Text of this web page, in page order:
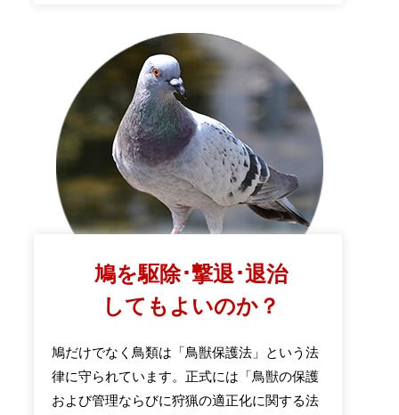
鳩を駆除･撃退･退治
してもよいのか？
鳩だけでなく鳥類は「鳥獣保護法」という法
律に守られています。正式には「鳥獣の保護
および管理ならびに狩猟の適正化に関する法